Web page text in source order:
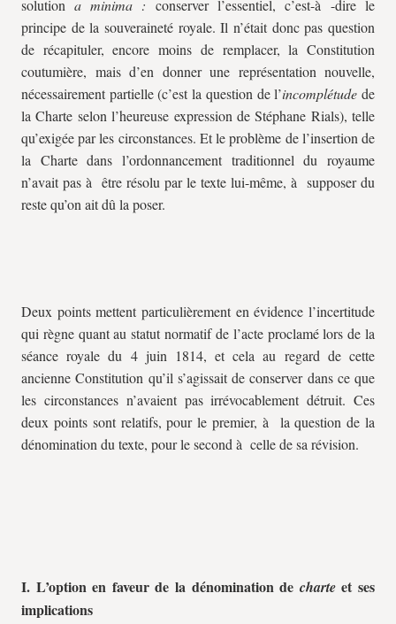
solutiona minima : conserver l’essentiel, c’est-à -dire le
principe de la souveraineté royale. Il n’était donc pas question
de récapituler, encore moins de remplacer, la Constitution
coutumière, mais d’en donner une représentation nouvelle,
nécessairement partielle (c’est la question de l’incomplétude de
la Charte selon l’heureuse expression de Stéphane Rials), telle
qu’exigée par les circonstances. Et le problème de l’insertion de
la Charte dans l’ordonnancement traditionnel du royaume
n’avait pas à être résolu par le texte lui-même, à supposer du
reste qu’on ait dû la poser.
Deux points mettent particulièrement en évidence l’incertitude
qui règne quant au statut normatif de l’acte proclamé lors de la
séance royale du 4 juin 1814, et cela au regard de cette
ancienne Constitution qu’il s’agissait de conserver dans ce que
les circonstances n’avaient pas irrévocablement détruit. Ces
deux points sont relatifs, pour le premier, à la question de la
dénomination du texte, pour le second à celle de sa révision.
I. L’option en faveur de la dénomination de charteet ses
implications